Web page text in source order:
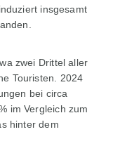
insgesamt
zwei Drittel aller
Touristen. 2024
bei circa
im Vergleich zum
hinter dem